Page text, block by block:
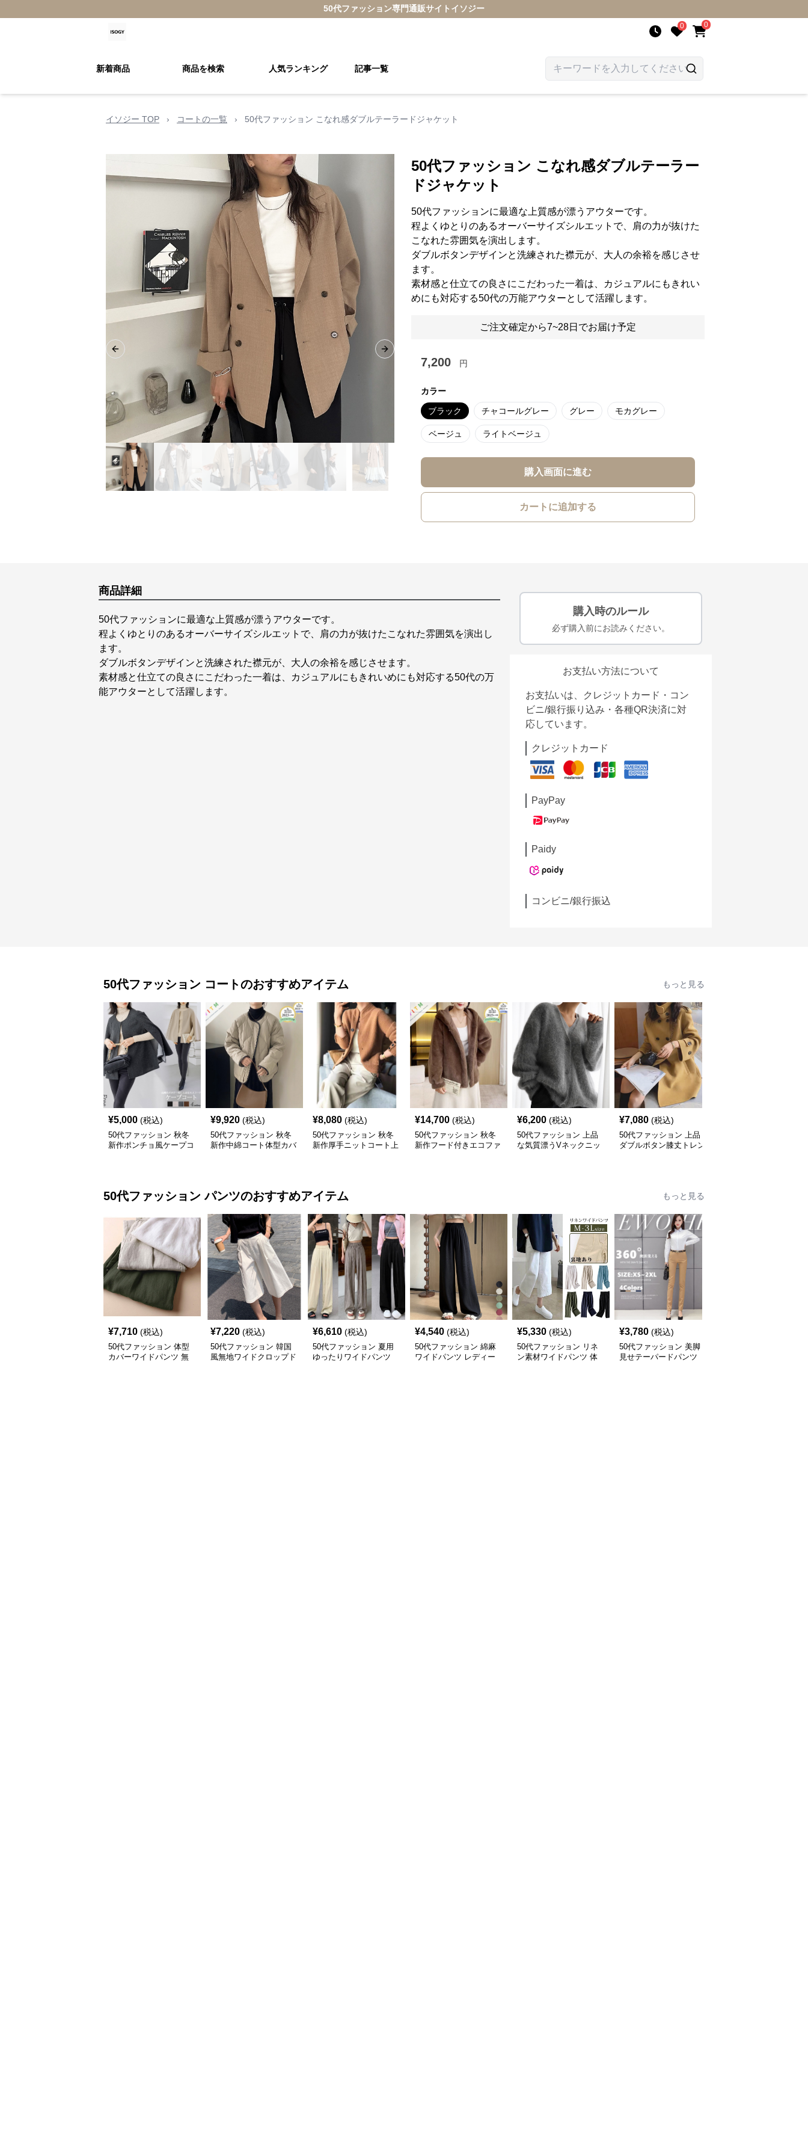
50代ファッション専門通販サイト イソジー
0 0
新着商品 商品を検索 人気ランキング 記事一覧
イソジー TOP › コートの一覧 › 50代ファッション こなれ感ダブルテーラードジャケット
Previous slide Next slide
50代ファッション こなれ感ダブルテーラー
ドジャケット
50代ファッションに最適な上質感が漂うアウターです。
程よくゆとりのあるオーバーサイズシルエットで、肩の力が抜けた
こなれた雰囲気を演出します。
ダブルボタンデザインと洗練された襟元が、大人の余裕を感じさせ
ます。
素材感と仕立ての良さにこだわった一着は、カジュアルにもきれい
めにも対応する50代の万能アウターとして活躍します。
ご注文確定から7~28日でお届け予定
7,200 円
カラー
ブラック チャコールグレー グレー モカグレー
ベージュ ライトベージュ
購入画面に進む
カートに追加する
商品詳細
50代ファッションに最適な上質感が漂うアウターです。
程よくゆとりのあるオーバーサイズシルエットで、肩の力が抜けたこなれた雰囲気を演出し
ます。
ダブルボタンデザインと洗練された襟元が、大人の余裕を感じさせます。
素材感と仕立ての良さにこだわった一着は、カジュアルにもきれいめにも対応する50代の万
能アウターとして活躍します。
購入時のルール
必ず購入前にお読みください。
お支払い方法について
お支払いは、クレジットカード・コン
ビニ/銀行振り込み・各種QR決済に対
応しています。
クレジットカード
PayPay
Paidy
コンビニ/銀行振込
50代ファッション コートのおすすめアイテム もっと見る
¥5,000 (税込)
50代ファッション 秋冬
新作ポンチョ風ケープコ
¥9,920 (税込)
50代ファッション 秋冬
新作中綿コート体型カバ
¥8,080 (税込)
50代ファッション 秋冬
新作厚手ニットコート上
¥14,700 (税込)
50代ファッション 秋冬
新作フード付きエコファ
¥6,200 (税込)
50代ファッション 上品
な気質漂うVネックニッ
¥7,080 (税込)
50代ファッション 上品
ダブルボタン膝丈トレン
50代ファッション パンツのおすすめアイテム もっと見る
¥7,710 (税込)
50代ファッション 体型
カバーワイドパンツ 無
¥7,220 (税込)
50代ファッション 韓国
風無地ワイドクロップド
¥6,610 (税込)
50代ファッション 夏用
ゆったりワイドパンツ
¥4,540 (税込)
50代ファッション 綿麻
ワイドパンツ レディー
¥5,330 (税込)
50代ファッション リネ
ン素材ワイドパンツ 体
¥3,780 (税込)
50代ファッション 美脚
見せテーパードパンツ